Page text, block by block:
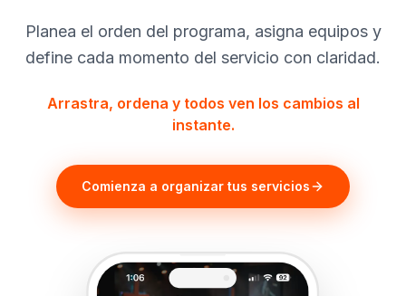
Planea el orden del programa, asigna equipos y
define cada momento del servicio con claridad.
Arrastra, ordena y todos ven los cambios al
instante.
Comienza a organizar tus servicios